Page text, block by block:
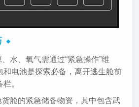
水、氧气需通过“紧急操作”维
和电池是探索必备，离开逃生舱前
。
舱的紧急储备物资，其中包含武